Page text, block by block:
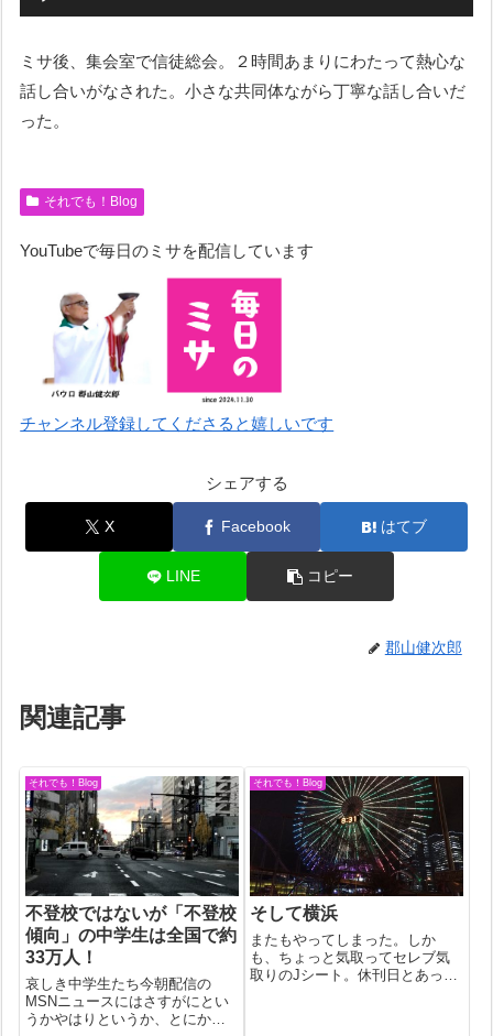
声
レ
ー
ヤ
ミサ後、集会室で信徒総会。２時間あまりにわたって熱心な
話し合いがなされた。小さな共同体ながら丁寧な話し合いだ
った。
それでも！Blog
YouTubeで毎日のミサを配信しています
チャンネル登録してくださると嬉しいです
シェアする
X Facebook はてブ
LINE コピー
郡山健次郎
関連記事
それでも！Blog
不登校ではないが「不登校
傾向」の中学生は全国で約
33万人！
哀しき中学生たち今朝配信の
MSNニュースにはさすがにとい
うかやはりというか、とにかく
それでも！Blog
そして横浜
またもやってしまった。しか
も、ちょっと気取ってセレブ気
取りのJシート。休刊日とあって